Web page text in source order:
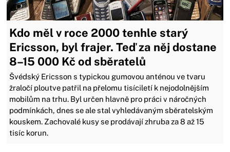
Kdo měl v roce 2000 tenhle starý
Ericsson, byl frajer. Teď za něj dostane
8–15 000 Kč od sběratelů
Švédský Ericsson s typickou gumovou anténou ve tvaru
žraločí ploutve patřil na přelomu tisíciletí k nejodolnějším
mobilům na trhu. Byl určen hlavně pro práci v náročných
podmínkách, dnes se ale stal vyhledávaným sběratelským
kouskem. Zachovalé kusy se prodávají zhruba za 8 až 15
tisíc korun.